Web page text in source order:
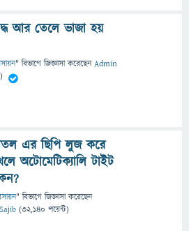
আর তেলে ভাজা হয়
" বিভাগে জিজ্ঞাসাকরেছেনAdmin
এর ছিপি লুজ করে
অটোমেটিক্যালি টাইট
" বিভাগে জিজ্ঞাসাকরেছেন
(32,140 পয়েন্ট)